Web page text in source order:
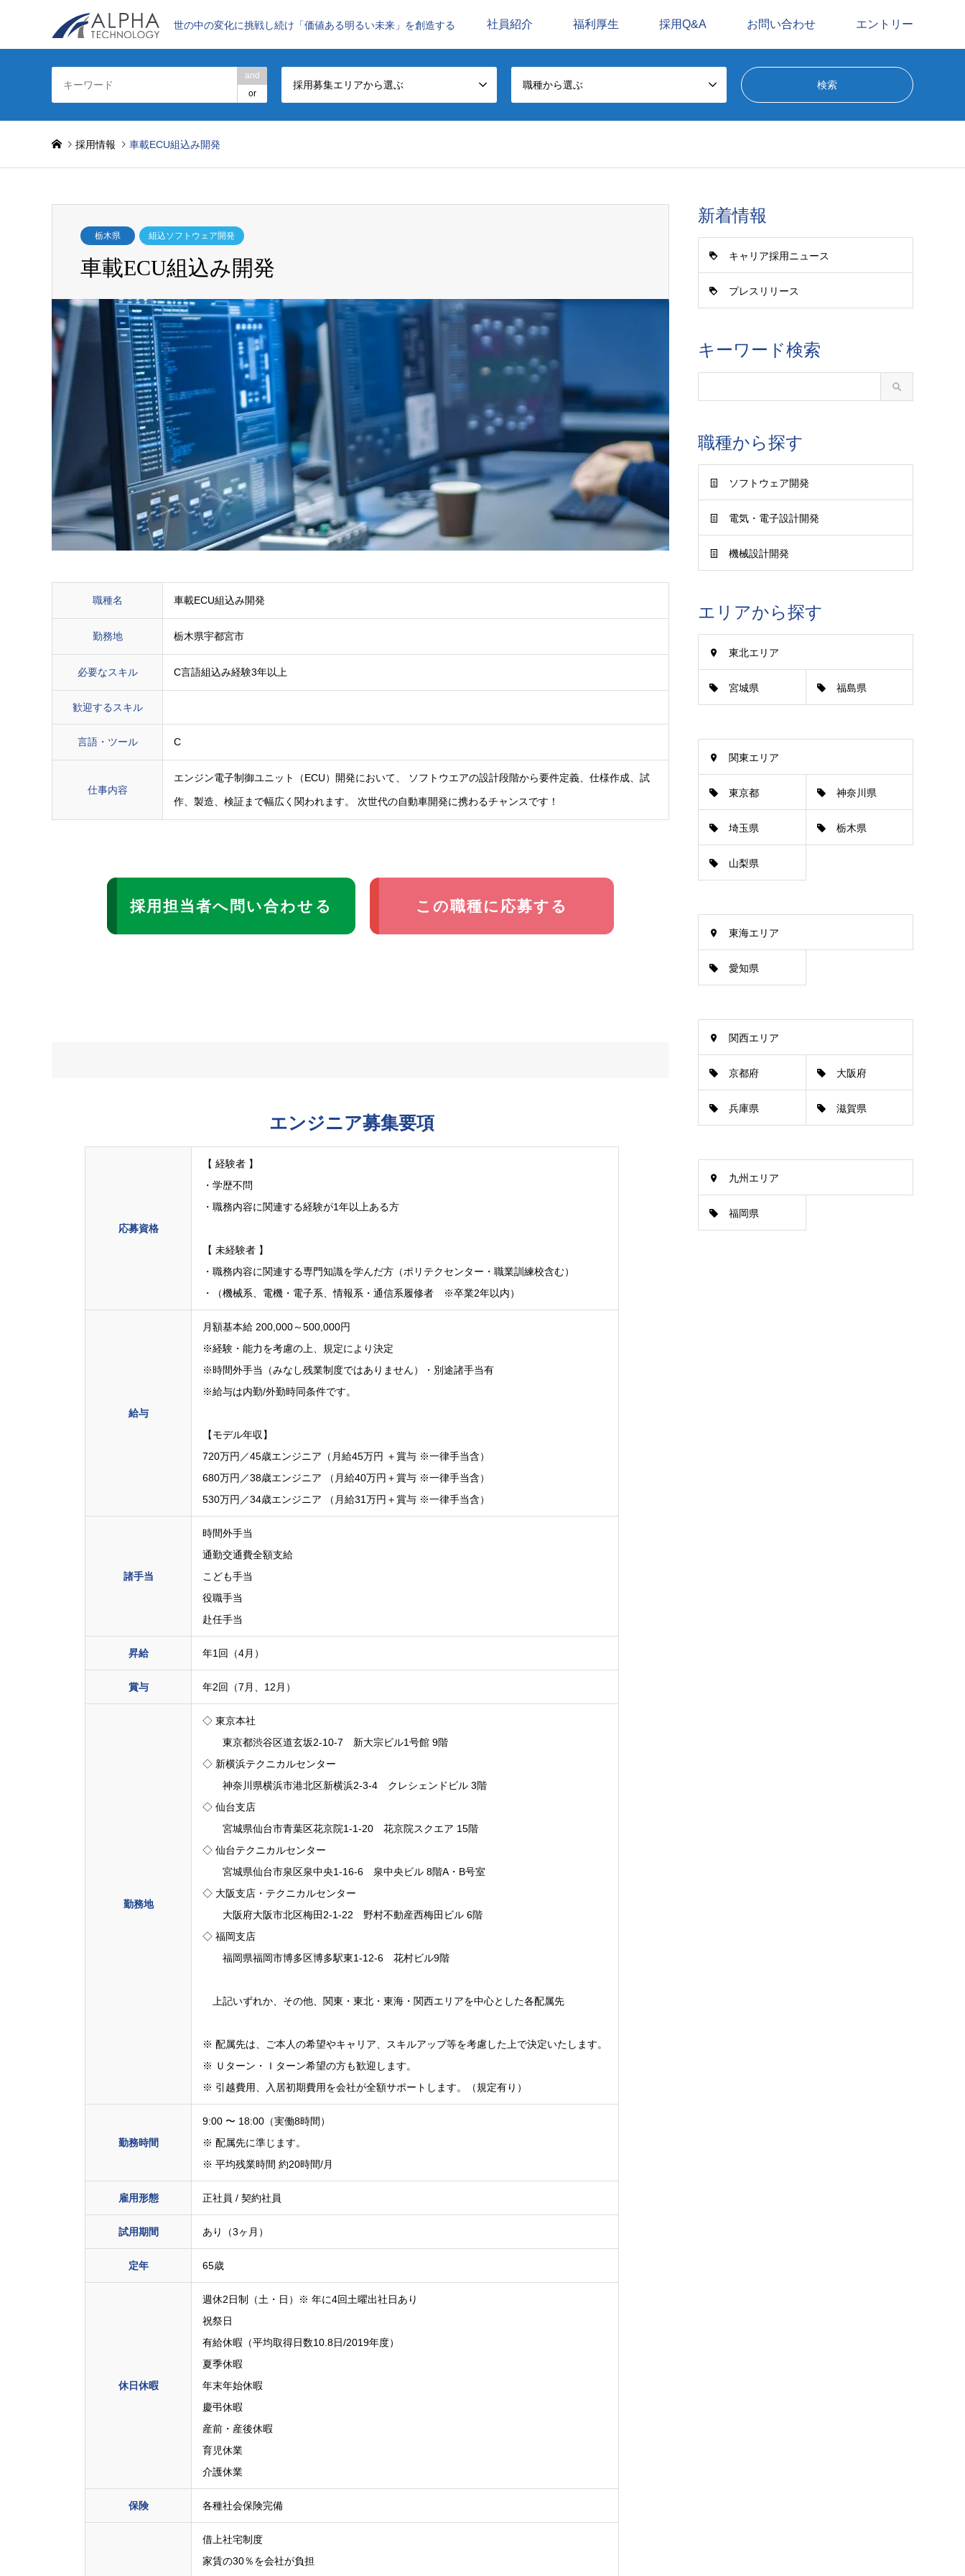
世の中の変化に挑戦し続け「価値ある明るい未来」を創造する 社員紹介 福利厚生 採用Q&A お問い合わせ エントリー
and
or
採用募集エリアから選ぶ 職種から選ぶ
採用情報 車載ECU組込み開発
栃木県 組込ソフトウェア開発
車載ECU組込み開発
職種名 車載ECU組込み開発
勤務地 栃木県宇都宮市
必要なスキル C言語組込み経験3年以上
歓迎するスキル
言語・ツール C
仕事内容
エンジン電子制御ユニット（ECU）開発において、 ソフトウエアの設計段階から要件定義、仕様作成、試
作、製造、検証まで幅広く関われます。 次世代の自動車開発に携わるチャンスです！
採用担当者へ問い合わせる この職種に応募する
エンジニア募集要項
応募資格
【 経験者 】
・学歴不問
・職務内容に関連する経験が1年以上ある方
【 未経験者 】
・職務内容に関連する専門知識を学んだ方（ポリテクセンター・職業訓練校含む）
・（機械系、電機・電子系、情報系・通信系履修者 ※卒業2年以内）
給与
月額基本給 200,000～500,000円
※経験・能力を考慮の上、規定により決定
※時間外手当（みなし残業制度ではありません）・別途諸手当有
※給与は内勤/外勤時同条件です。
【モデル年収】
720万円／45歳エンジニア（月給45万円 ＋賞与 ※一律手当含）
680万円／38歳エンジニア （月給40万円＋賞与 ※一律手当含）
530万円／34歳エンジニア （月給31万円＋賞与 ※一律手当含）
諸手当
時間外手当
通勤交通費全額支給
こども手当
役職手当
赴任手当
昇給 年1回（4月）
賞与 年2回（7月、12月）
勤務地
◇ 東京本社
東京都渋谷区道玄坂2-10-7 新大宗ビル1号館 9階
◇ 新横浜テクニカルセンター
神奈川県横浜市港北区新横浜2-3-4 クレシェンドビル 3階
◇ 仙台支店
宮城県仙台市青葉区花京院1-1-20 花京院スクエア 15階
◇ 仙台テクニカルセンター
宮城県仙台市泉区泉中央1-16-6 泉中央ビル 8階A・B号室
◇ 大阪支店・テクニカルセンター
大阪府大阪市北区梅田2-1-22 野村不動産西梅田ビル 6階
◇ 福岡支店
福岡県福岡市博多区博多駅東1-12-6 花村ビル9階
上記いずれか、その他、関東・東北・東海・関西エリアを中心とした各配属先
※ 配属先は、ご本人の希望やキャリア、スキルアップ等を考慮した上で決定いたします。
※ Ｕターン・Ｉターン希望の方も歓迎します。
※ 引越費用、入居初期費用を会社が全額サポートします。（規定有り）
勤務時間
9:00 〜 18:00（実働8時間）
※ 配属先に準じます。
※ 平均残業時間 約20時間/月
雇用形態 正社員 / 契約社員
試用期間 あり（3ヶ月）
定年 65歳
休日休暇
週休2日制（土・日）※ 年に4回土曜出社日あり
祝祭日
有給休暇（平均取得日数10.8日/2019年度）
夏季休暇
年末年始休暇
慶弔休暇
産前・産後休暇
育児休業
介護休業
保険 各種社会保険完備
借上社宅制度
家賃の30％を会社が負担
新着情報
キャリア採用ニュース
プレスリリース
キーワード検索
職種から探す
ソフトウェア開発
電気・電子設計開発
機械設計開発
エリアから探す
東北エリア
宮城県 福島県
関東エリア
東京都 神奈川県
埼玉県 栃木県
山梨県
東海エリア
愛知県
関西エリア
京都府 大阪府
兵庫県 滋賀県
九州エリア
福岡県